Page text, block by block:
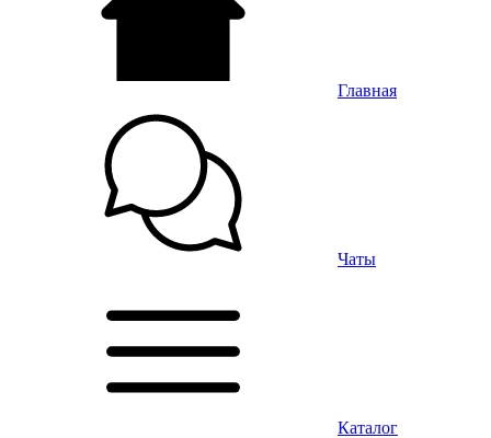
Главная
Чаты
Каталог